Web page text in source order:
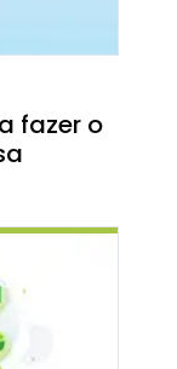
fazer o